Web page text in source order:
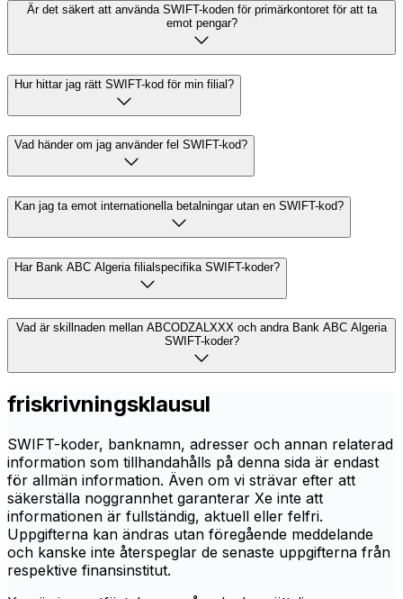
Är det säkert att använda SWIFT-koden för primärkontoret för att ta
emot pengar?
Hur hittar jag rätt SWIFT-kod för min filial?
Vad händer om jag använder fel SWIFT-kod?
Kan jag ta emot internationella betalningar utan en SWIFT-kod?
Har Bank ABC Algeria filialspecifika SWIFT-koder?
Vad är skillnaden mellan ABCODZALXXX och andra Bank ABC Algeria
SWIFT-koder?
friskrivningsklausul
SWIFT-koder, banknamn, adresser och annan relaterad
information som tillhandahålls på denna sida är endast
för allmän information. Även om vi strävar efter att
säkerställa noggrannhet garanterar Xe inte att
informationen är fullständig, aktuell eller felfri.
Uppgifterna kan ändras utan föregående meddelande
och kanske inte återspeglar de senaste uppgifterna från
respektive finansinstitut.